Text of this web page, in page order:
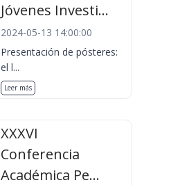
Jóvenes Investi...
2024-05-13 14:00:00
Presentación de pósteres:
el l...
Leer más
XXXVI
Conferencia
Académica Pe...